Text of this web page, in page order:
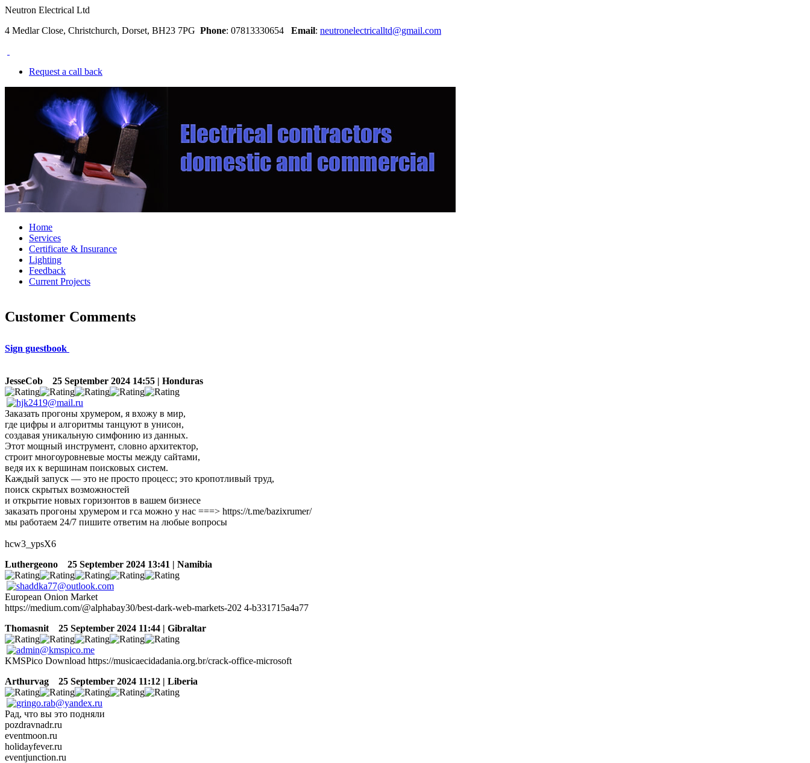
Neutron Electrical Ltd
4 Medlar Close, Christchurch, Dorset, BH23 7PG Phone: 07813330654 Email: neutronelectricalltd@gmail.com
Request a call back
Home
Services
Certificate & Insurance
Lighting
Feedback
Current Projects
Customer Comments
Sign guestbook
JesseCob 25 September 2024 14:55 | Honduras
Заказать прогоны хрумером, я вхожу в мир,
где цифры и алгоритмы танцуют в унисон,
создавая уникальную симфонию из данных.
Этот мощный инструмент, словно архитектор,
строит многоуровневые мосты между сайтами,
ведя их к вершинам поисковых систем.
Каждый запуск — это не просто процесс; это кропотливый труд,
поиск скрытых возможностей
и открытие новых горизонтов в вашем бизнесе
заказать прогоны хрумером и гса можно у нас ===> https://t.me/bazixrumer/
мы работаем 24/7 пишите ответим на любые вопросы
hcw3_ypsX6
Luthergeono
25 September 2024 13:41 | Namibia
European Onion Market
https://medium.com/@alphabay30/best-dark-web-markets-202 4-b331715a4a77
Thomasnit
25 September 2024 11:44 | Gibraltar
KMSPico Download https://musicaecidadania.org.br/crack-office-microsoft
Arthurvag
25 September 2024 11:12 | Liberia
Рад, что вы это подняли
pozdravnadr.ru
eventmoon.ru
holidayfever.ru
eventjunction.ru